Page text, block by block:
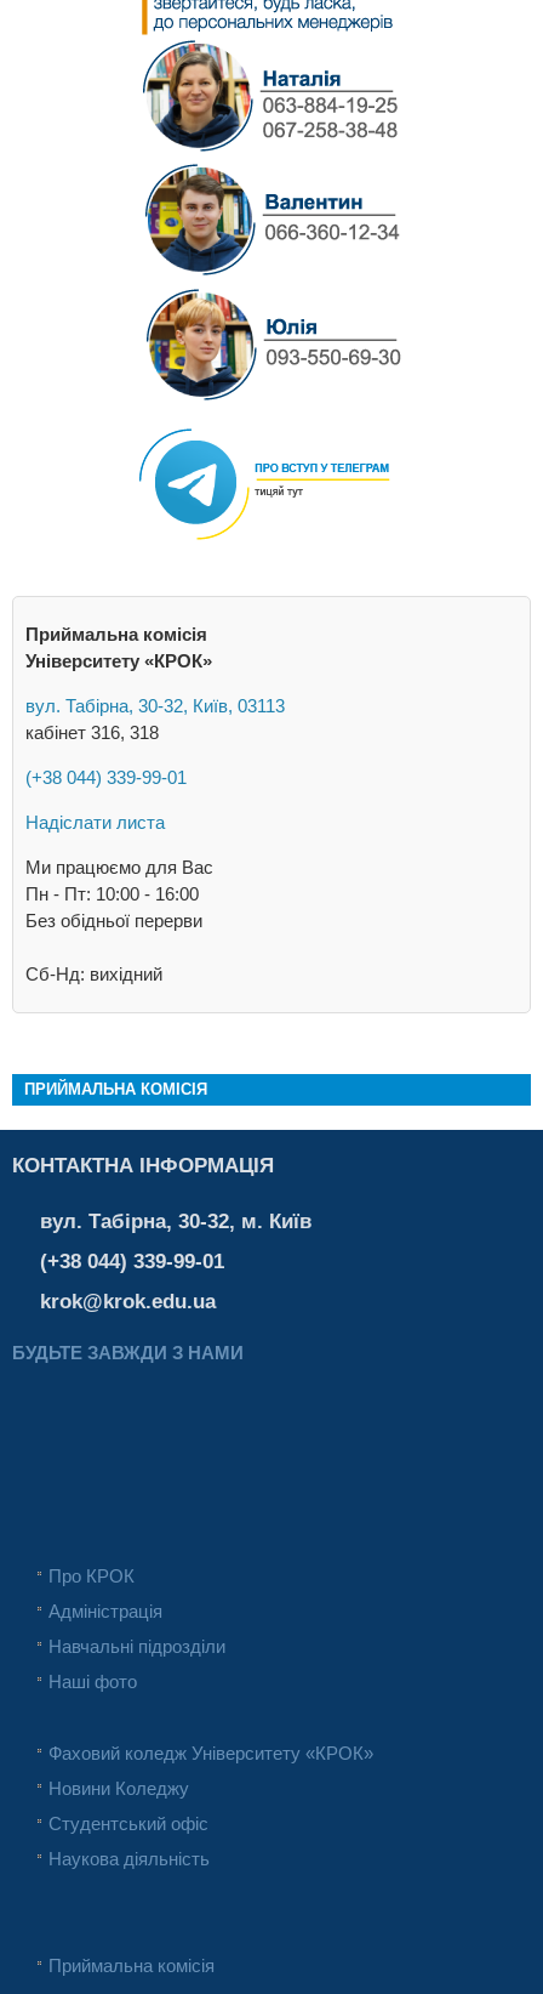
Приймальна комісія
Університету «КРОК»
вул. Табірна, 30-32, Київ, 03113
кабінет 316, 318
(+38 044) 339-99-01
Надіслати листа
Ми працюємо для Вас
Пн - Пт: 10:00 - 16:00
Без обідньої перерви
Сб-Нд: вихідний
ПРИЙМАЛЬНА КОМІСІЯ
КОНТАКТНА ІНФОРМАЦІЯ
вул. Табірна, 30-32, м. Київ
(+38 044) 339-99-01
krok@krok.edu.ua
БУДЬТЕ ЗАВЖДИ З НАМИ
Про КРОК
Адміністрація
Навчальні підрозділи
Наші фото
Фаховий коледж Університету «КРОК»
Новини Коледжу
Студентський офіс
Наукова діяльність
Приймальна комісія